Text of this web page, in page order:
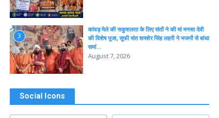
3
कांवड़ मेले की सकुशलता के लिए संतों ने की मां मनसा देवी
की विशेष पूजा, सूफी संत शमशेर सिंह लहरी ने भजनों से बांधा
समां…
August 7, 2026
Social Icons